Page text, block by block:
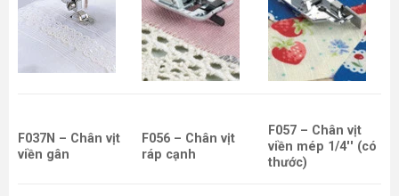
F037N – Chân vịt
viền gân
F056 – Chân vịt
ráp cạnh
F057 – Chân vịt
viền mép 1/4'' (có
thước)